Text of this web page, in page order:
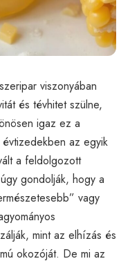
viszonyában
és tévhitet szülne,
igaz ez a
az egyik
a feldolgozott
gondolják, hogy a
vagy
mint az elhízás és
okozóját. De mi az